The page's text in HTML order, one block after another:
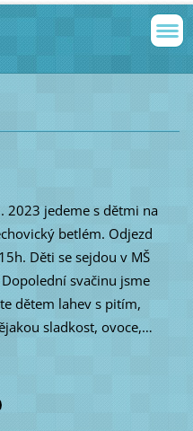
2023 jedeme s dětmi na
betlém. Odjezd
Děti se sejdou v MŠ
svačinu jsme
dětem lahev s pitím,
sladkost, ovoce,…